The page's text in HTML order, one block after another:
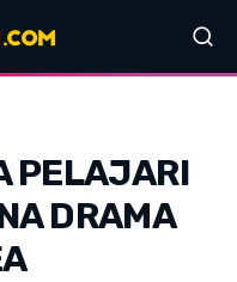
PELAJARI
DRAMA